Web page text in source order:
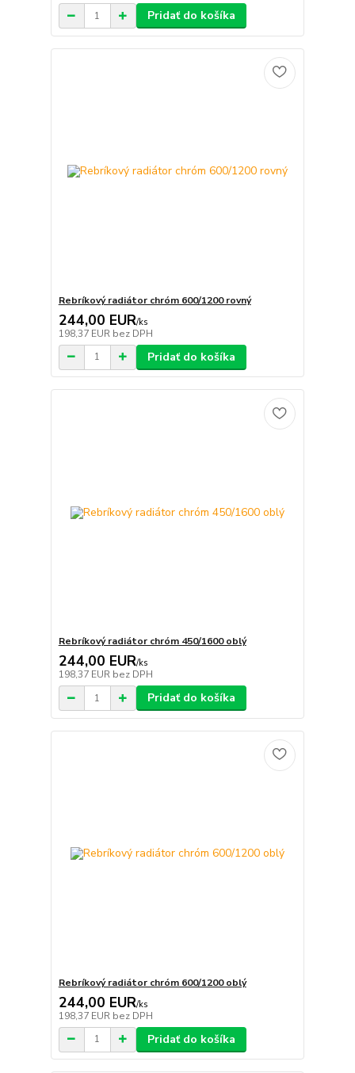
Pridať do košíka
Rebríkový radiátor chróm 600/1200 rovný
244,00 EUR/ks
198,37 EUR bez DPH
Pridať do košíka
Rebríkový radiátor chróm 450/1600 oblý
244,00 EUR/ks
198,37 EUR bez DPH
Pridať do košíka
Rebríkový radiátor chróm 600/1200 oblý
244,00 EUR/ks
198,37 EUR bez DPH
Pridať do košíka